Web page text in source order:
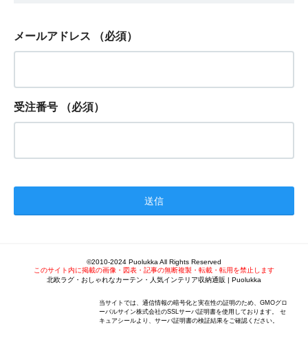
メールアドレス （必須）
受注番号 （必須）
©2010-2024 Puolukka All Rights Reserved
このサイト内に掲載の画像・図表・記事の無断複製・転載・転用を禁止します
北欧ラグ・おしゃれなカーテン・人気インテリア収納通販 | Puolukka
当サイトでは、通信情報の暗号化と実在性の証明のため、GMOグロ
ーバルサイン株式会社のSSLサーバ証明書を使用しております。 セ
キュアシールより、サーバ証明書の検証結果をご確認ください。